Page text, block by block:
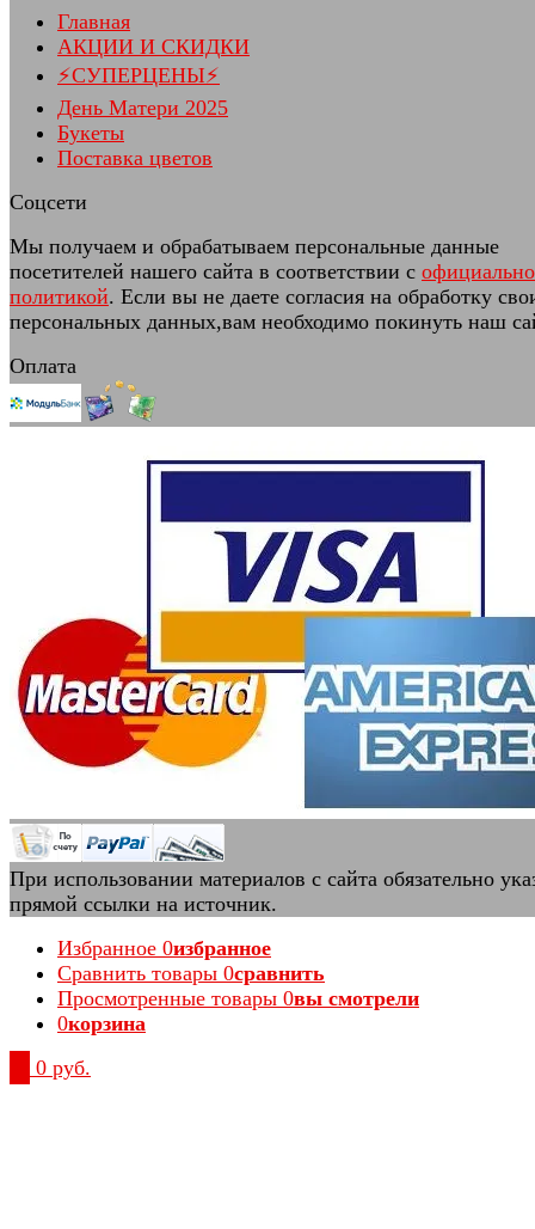
Главная
АКЦИИ И СКИДКИ
⚡СУПЕРЦЕНЫ⚡
День Матери 2025
Букеты
Поставка цветов
Соцсети
Мы получаем и обрабатываем персональные данные
посетителей нашего сайта в соответствии с
политикой. Если вы не даете согласия на обработку
персональных данных,вам необходимо покинуть наш
Оплата
При использовании материалов с сайта обязательно
прямой ссылки на источник.
Избранное 0избранное
Сравнить товары 0сравнить
Просмотренные товары 0вы смотрели
0корзина
0 руб.